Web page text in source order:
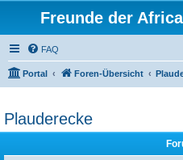
Freunde der
FAQ
Portal Foren-Übersicht
Plauderecke